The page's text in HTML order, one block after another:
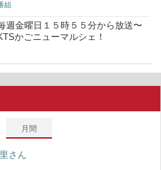
組
週金曜日１５時５５分から放送〜
かごニューマルシェ！
月間
さん